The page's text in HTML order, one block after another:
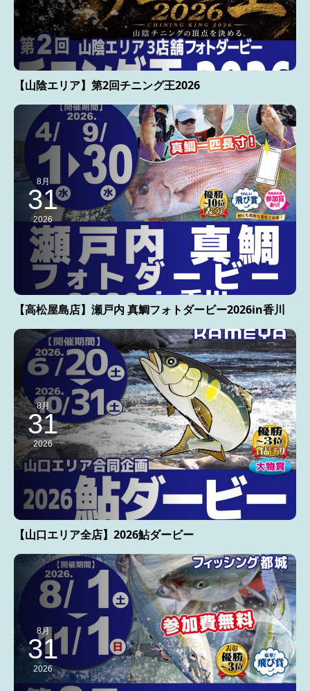
【山陰エリア】第2回チニング王2026
8月
31
2026
【高松屋島店】瀬戸内 真鯛フォトダービー2026in香川
8月
31
2026
【山口エリア全店】2026鮎ダービー
8月
31
2026